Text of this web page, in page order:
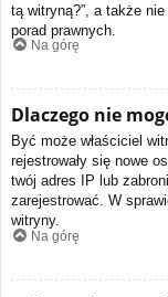
tą witryną?”, a także
porad prawnych.
Na górę
Dlaczego nie
Być może właściciel
rejestrowały się nowe
twój adres IP lub
zarejestrować. W
witryny.
Na górę